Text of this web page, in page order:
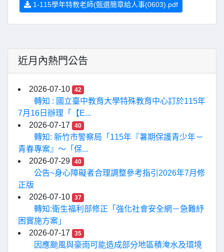
1-115學年特教老師(甄選簡章給人事(0603).pdf
近月內熱門公告
2026-07-10 42
轉知 : 國立臺中教育大學特殊教育中心訂於115年
7月16日辦理「【E...
2026-07-17
40
轉知: 新竹市警察局「115年『暑期保護青少年－
青春專案』〜「保...
2026-07-29
40
公告~身心障礙者合理調整參考指引2026年7月修
正版
2026-07-10
37
轉知:衛生福利部修正「強化社會安全網－急難紓
困實施方案」
2026-07-17
35
因應颱風與豪雨可能造成部分地區積淹水及環境